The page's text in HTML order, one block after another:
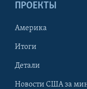
ПРОЕКТЫ
Америка
Итоги
Детали
Новости США за